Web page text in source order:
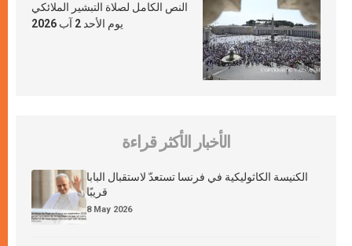
النص الكامل لصلاة التبشير الملائكي
يوم الأحد 2 آب 2026
الأخبار الأكثر قراءة
الكنيسة الكاثوليكية في فرنسا تستعدّ لاستقبال البابا
قريبًا
8 May 2026